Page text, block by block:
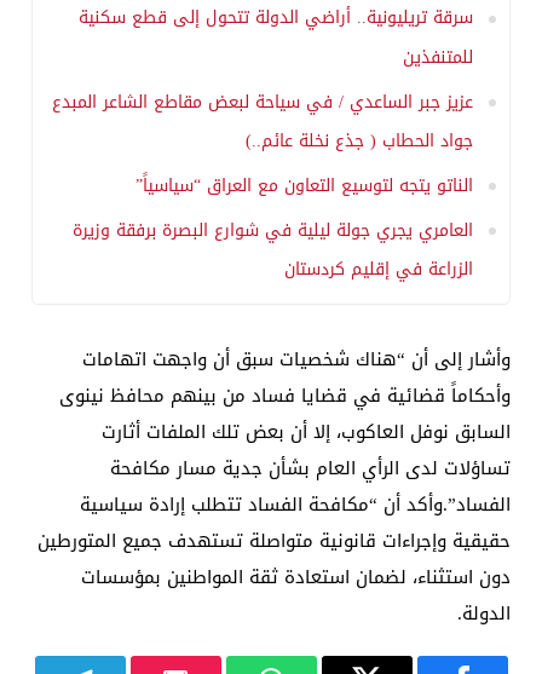
سرقة تريليونية.. أراضي الدولة تتحول إلى قطع سكنية
للمتنفذين
عزيز جبر الساعدي / في سياحة لبعض مقاطع الشاعر المبدع
جواد الحطاب ( جذع نخلة عائم..)
الناتو يتجه لتوسيع التعاون مع العراق “سياسياً”
العامري يجري جولة ليلية في شوارع البصرة برفقة وزيرة
الزراعة في إقليم كردستان
وأشار إلى أن “هناك شخصيات سبق أن واجهت اتهامات
وأحكاماً قضائية في قضايا فساد من بينهم محافظ نينوى
السابق نوفل العاكوب، إلا أن بعض تلك الملفات أثارت
تساؤلات لدى الرأي العام بشأن جدية مسار مكافحة
الفساد”.وأكد أن “مكافحة الفساد تتطلب إرادة سياسية
حقيقية وإجراءات قانونية متواصلة تستهدف جميع المتورطين
دون استثناء، لضمان استعادة ثقة المواطنين بمؤسسات
الدولة.